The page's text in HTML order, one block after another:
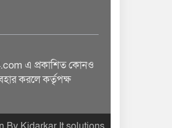
এ প্রকাশিত কোনও
করলে কর্তৃপক্ষ